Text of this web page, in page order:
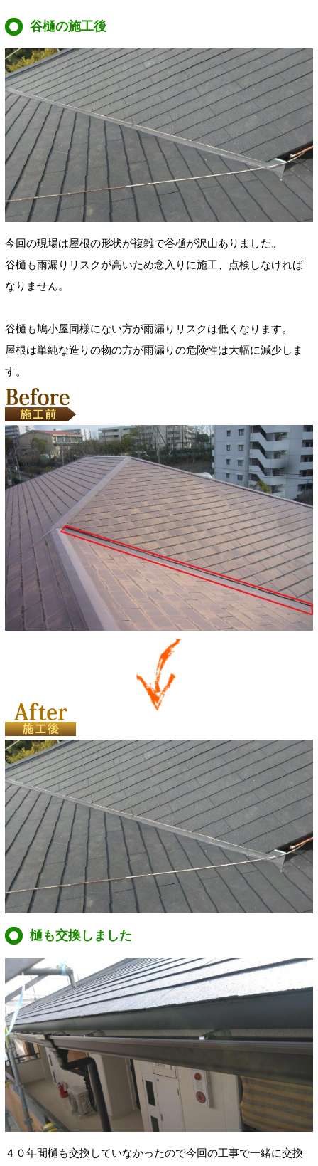
谷樋の施工後
今回の現場は屋根の形状が複雑で谷樋が沢山ありました。
谷樋も雨漏りリスクが高いため念入りに施工、点検しなければ
なりません。
谷樋も鳩小屋同様にない方が雨漏りリスクは低くなります。
屋根は単純な造りの物の方が雨漏りの危険性は大幅に減少しま
す。
樋も交換しました
４０年間樋も交換していなかったので今回の工事で一緒に交換